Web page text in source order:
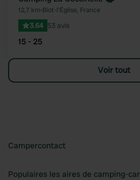
12,7 km•Blot-l'Église, France
3.64 53 avis
15 - 25
Voir tout
Campercontact
Populaires les aires de camping-car